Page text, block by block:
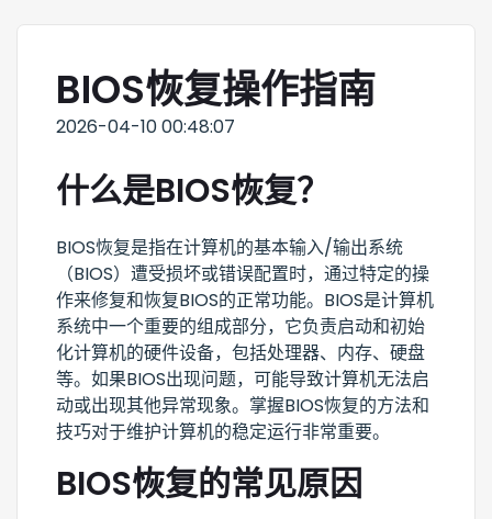
BIOS恢复操作指南
2026-04-10 00:48:07
什么是BIOS恢复？
BIOS恢复是指在计算机的基本输入/输出系统
（BIOS）遭受损坏或错误配置时，通过特定的操
作来修复和恢复BIOS的正常功能。BIOS是计算机
系统中一个重要的组成部分，它负责启动和初始
化计算机的硬件设备，包括处理器、内存、硬盘
等。如果BIOS出现问题，可能导致计算机无法启
动或出现其他异常现象。掌握BIOS恢复的方法和
技巧对于维护计算机的稳定运行非常重要。
BIOS恢复的常见原因